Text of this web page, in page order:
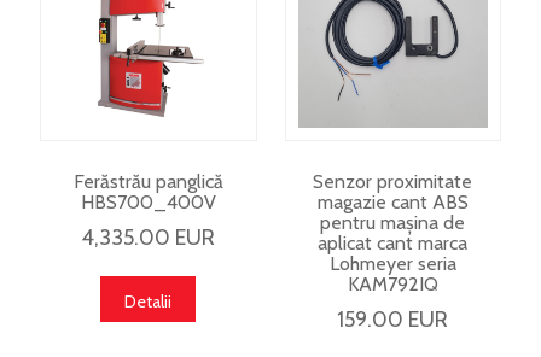
Ferăstrău panglică
HBS700_400V
4,335.00 EUR
Detalii
Senzor proximitate
magazie cant ABS
pentru mașina de
aplicat cant marca
Lohmeyer seria
KAM792IQ
159.00 EUR